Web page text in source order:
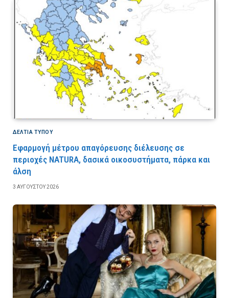
ΔΕΛΤΙΑ ΤΥΠΟΥ
Εφαρμογή μέτρου απαγόρευσης διέλευσης σε
περιοχές NATURA, δασικά οικοσυστήματα, πάρκα και
άλση
3 ΑΥΓΟΎΣΤΟΥ 2026